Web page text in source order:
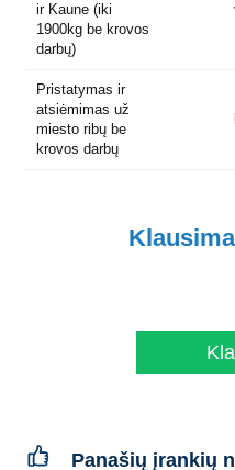
ir Kaune (iki
1900kg be krovos
darbų)
Pristatymas ir
atsiėmimas už
miesto ribų be
krovos darbų
Panašių įrankių